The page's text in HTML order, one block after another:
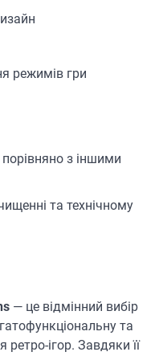
режимів гри
порівняно з іншими
та технічному
— це відмінний вибір
та
ігор. Завдяки її